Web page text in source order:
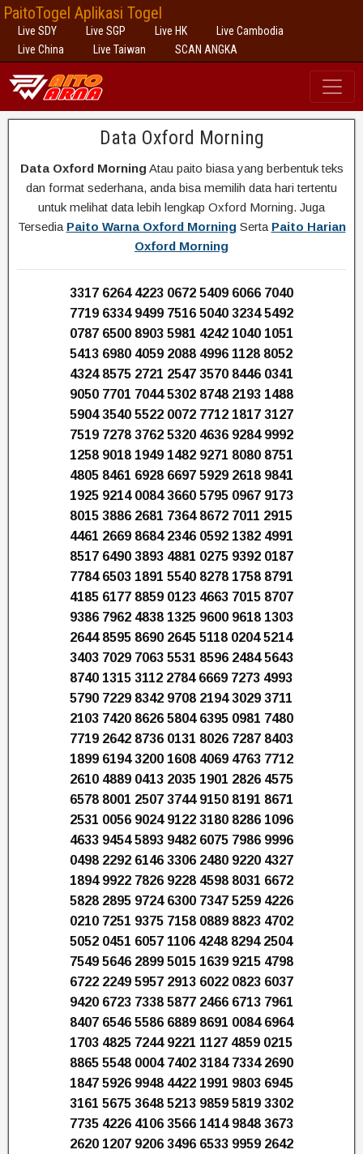
PaitoTogel Aplikasi Togel
Live SDY Live SGP Live HK
Live Cambodia
Live China
Live Taiwan SCAN ANGKA
Data Oxford Morning
Data Oxford Morning Atau paito biasa yang berbentuk teks
dan format sederhana, anda bisa memilih data hari tertentu
untuk melihat data lebih lengkap Oxford Morning. Juga
Tersedia Paito Warna Oxford Morning Serta Paito Harian
Oxford Morning
3317 6264 4223 0672 5409 6066 7040
7719 6334 9499 7516 5040 3234 5492
0787 6500 8903 5981 4242 1040 1051
5413 6980 4059 2088 4996 1128 8052
4324 8575 2721 2547 3570 8446 0341
9050 7701 7044 5302 8748 2193 1488
5904 3540 5522 0072 7712 1817 3127
7519 7278 3762 5320 4636 9284 9992
1258 9018 1949 1482 9271 8080 8751
4805 8461 6928 6697 5929 2618 9841
1925 9214 0084 3660 5795 0967 9173
8015 3886 2681 7364 8672 7011 2915
4461 2669 8684 2346 0592 1382 4991
8517 6490 3893 4881 0275 9392 0187
7784 6503 1891 5540 8278 1758 8791
4185 6177 8859 0123 4663 7015 8707
9386 7962 4838 1325 9600 9618 1303
2644 8595 8690 2645 5118 0204 5214
3403 7029 7063 5531 8596 2484 5643
8740 1315 3112 2784 6669 7273 4993
5790 7229 8342 9708 2194 3029 3711
2103 7420 8626 5804 6395 0981 7480
7719 2642 8736 0131 8026 7287 8403
1899 6194 3200 1608 4069 4763 7712
2610 4889 0413 2035 1901 2826 4575
6578 8001 2507 3744 9150 8191 8671
2531 0056 9024 9122 3180 8286 1096
4633 9454 5893 9482 6075 7986 9996
0498 2292 6146 3306 2480 9220 4327
1894 9922 7826 9228 4598 8031 6672
5828 2895 9724 6300 7347 5259 4226
0210 7251 9375 7158 0889 8823 4702
5052 0451 6057 1106 4248 8294 2504
7549 5646 2899 5015 1639 9215 4798
6722 2249 5957 2913 6022 0823 6037
9420 6723 7338 5877 2466 6713 7961
8407 6546 5586 6889 8691 0084 6964
1703 4825 7244 9221 1127 4859 0215
8865 5548 0004 7402 3184 7334 2690
1847 5926 9948 4422 1991 9803 6945
3161 5675 3648 5213 9859 5819 3302
7735 4226 4106 3566 1414 9848 3673
2620 1207 9206 3496 6533 9959 2642